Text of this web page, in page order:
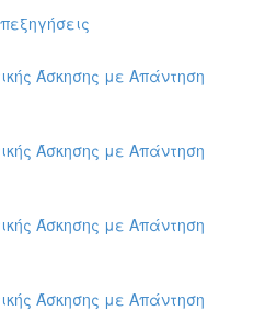
Άσκησης με Απάντηση
Άσκησης με Απάντηση
Άσκησης με Απάντηση
Άσκησης με Απάντηση